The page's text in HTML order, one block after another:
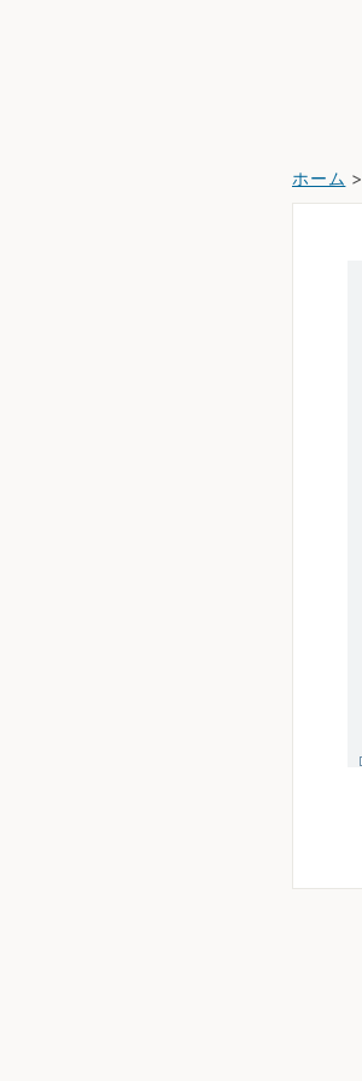
ホーム >